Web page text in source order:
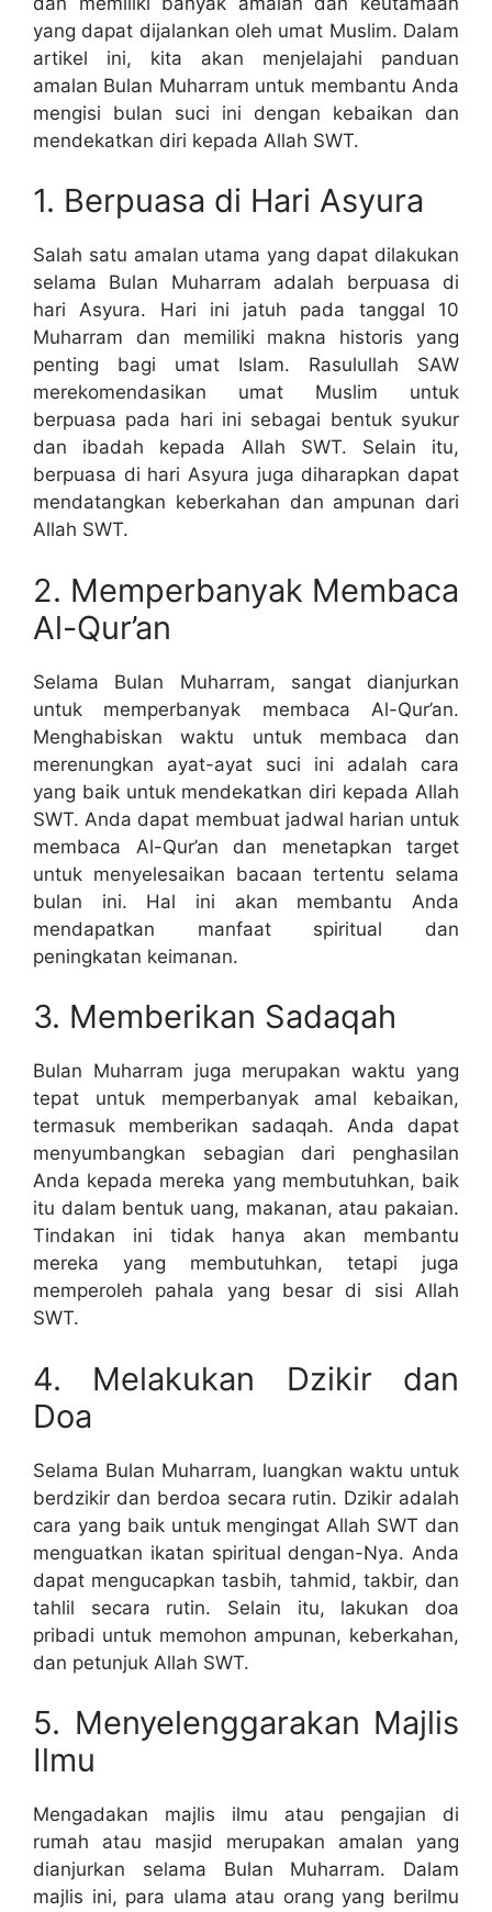
yang dapat dijalankan oleh umat Muslim. Dalam
artikel ini, kita akan menjelajahi panduan
amalan Bulan Muharram untuk membantu Anda
mengisi bulan suci ini dengan kebaikan dan
mendekatkan diri kepada Allah SWT.
1. Berpuasa di Hari Asyura
Salah satu amalan utama yang dapat dilakukan
selama Bulan Muharram adalah berpuasa di
hari Asyura. Hari ini jatuh pada tanggal 10
Muharram dan memiliki makna historis yang
penting bagi umat Islam. Rasulullah SAW
merekomendasikan umat Muslim untuk
berpuasa pada hari ini sebagai bentuk syukur
dan ibadah kepada Allah SWT. Selain itu,
berpuasa di hari Asyura juga diharapkan dapat
mendatangkan keberkahan dan ampunan dari
Allah SWT.
2. Memperbanyak Membaca
Al-Qur’an
Selama Bulan Muharram, sangat dianjurkan
untuk memperbanyak membaca Al-Qur’an.
Menghabiskan waktu untuk membaca dan
merenungkan ayat-ayat suci ini adalah cara
yang baik untuk mendekatkan diri kepada Allah
SWT. Anda dapat membuat jadwal harian untuk
membaca Al-Qur’an dan menetapkan target
untuk menyelesaikan bacaan tertentu selama
bulan ini. Hal ini akan membantu Anda
mendapatkan manfaat spiritual dan
peningkatan keimanan.
3. Memberikan Sadaqah
Bulan Muharram juga merupakan waktu yang
tepat untuk memperbanyak amal kebaikan,
termasuk memberikan sadaqah. Anda dapat
menyumbangkan sebagian dari penghasilan
Anda kepada mereka yang membutuhkan, baik
itu dalam bentuk uang, makanan, atau pakaian.
Tindakan ini tidak hanya akan membantu
mereka yang membutuhkan, tetapi juga
memperoleh pahala yang besar di sisi Allah
SWT.
4. Melakukan Dzikir dan
Doa
Selama Bulan Muharram, luangkan waktu untuk
berdzikir dan berdoa secara rutin. Dzikir adalah
cara yang baik untuk mengingat Allah SWT dan
menguatkan ikatan spiritual dengan-Nya. Anda
dapat mengucapkan tasbih, tahmid, takbir, dan
tahlil secara rutin. Selain itu, lakukan doa
pribadi untuk memohon ampunan, keberkahan,
dan petunjuk Allah SWT.
5. Menyelenggarakan Majlis
Ilmu
Mengadakan majlis ilmu atau pengajian di
rumah atau masjid merupakan amalan yang
dianjurkan selama Bulan Muharram. Dalam
majlis ini, para ulama atau orang yang berilmu